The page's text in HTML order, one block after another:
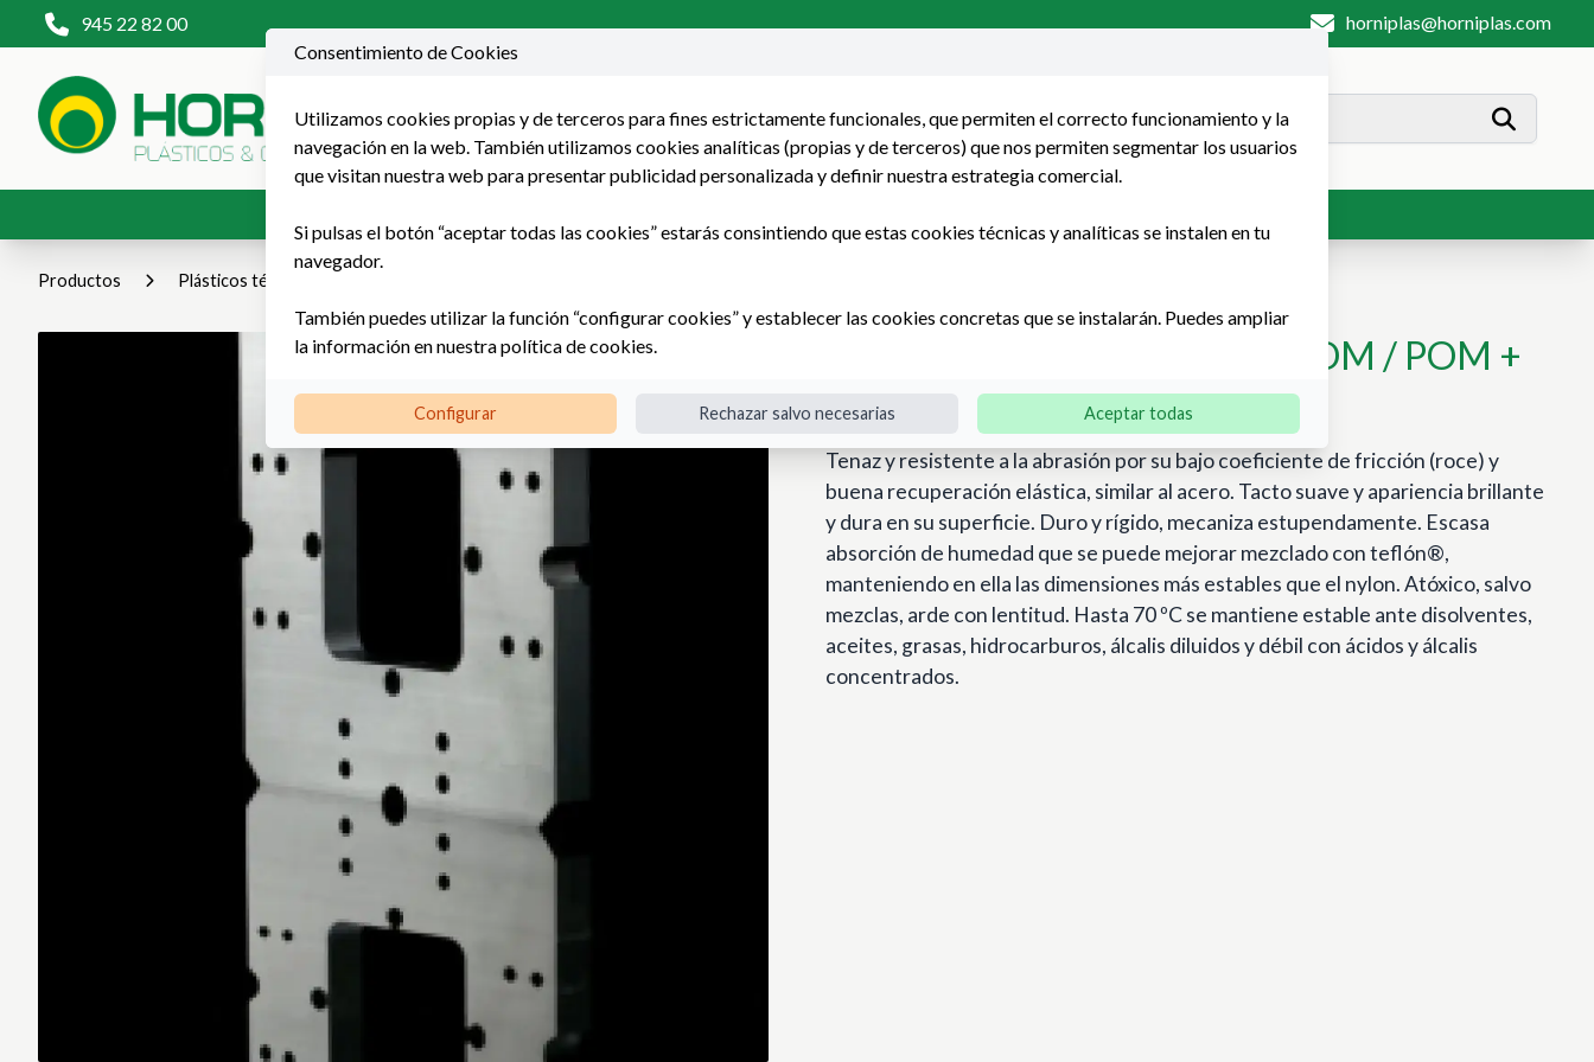
945 22 82 00 horniplas@horniplas.com
Productos Plásticos técnicos
DELRIN® / ERTACETAL® / POM / POM +
Cargas
Tenaz y resistente a la abrasión por su bajo coeficiente de fricción (roce) y
buena recuperación elástica, similar al acero. Tacto suave y apariencia brillante
y dura en su superficie. Duro y rígido, mecaniza estupendamente. Escasa
absorción de humedad que se puede mejorar mezclado con teflón®,
manteniendo en ella las dimensiones más estables que el nylon. Atóxico, salvo
mezclas, arde con lentitud. Hasta 70 ºC se mantiene estable ante disolventes,
aceites, grasas, hidrocarburos, álcalis diluidos y débil con ácidos y álcalis
concentrados.
Consentimiento de Cookies
Utilizamos cookies propias y de terceros para fines estrictamente funcionales, que permiten el correcto funcionamiento y la
navegación en la web. También utilizamos cookies analíticas (propias y de terceros) que nos permiten segmentar los usuarios
que visitan nuestra web para presentar publicidad personalizada y definir nuestra estrategia comercial.
Si pulsas el botón “aceptar todas las cookies” estarás consintiendo que estas cookies técnicas y analíticas se instalen en tu
navegador.
También puedes utilizar la función “configurar cookies” y establecer las cookies concretas que se instalarán. Puedes ampliar
la información en nuestrapolítica de cookies.
Configurar Rechazar salvo necesarias Aceptar todas